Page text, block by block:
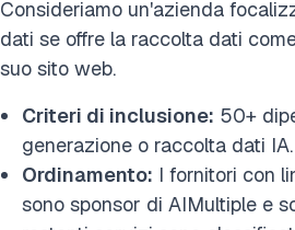
Consideriamo un'azienda
dati se offre la raccolta dati
suo sito web.
Criteri di inclusione: 50+
generazione o raccolta dati IA.
Ordinamento: I fornitori con
sono sponsor di AIMultiple e